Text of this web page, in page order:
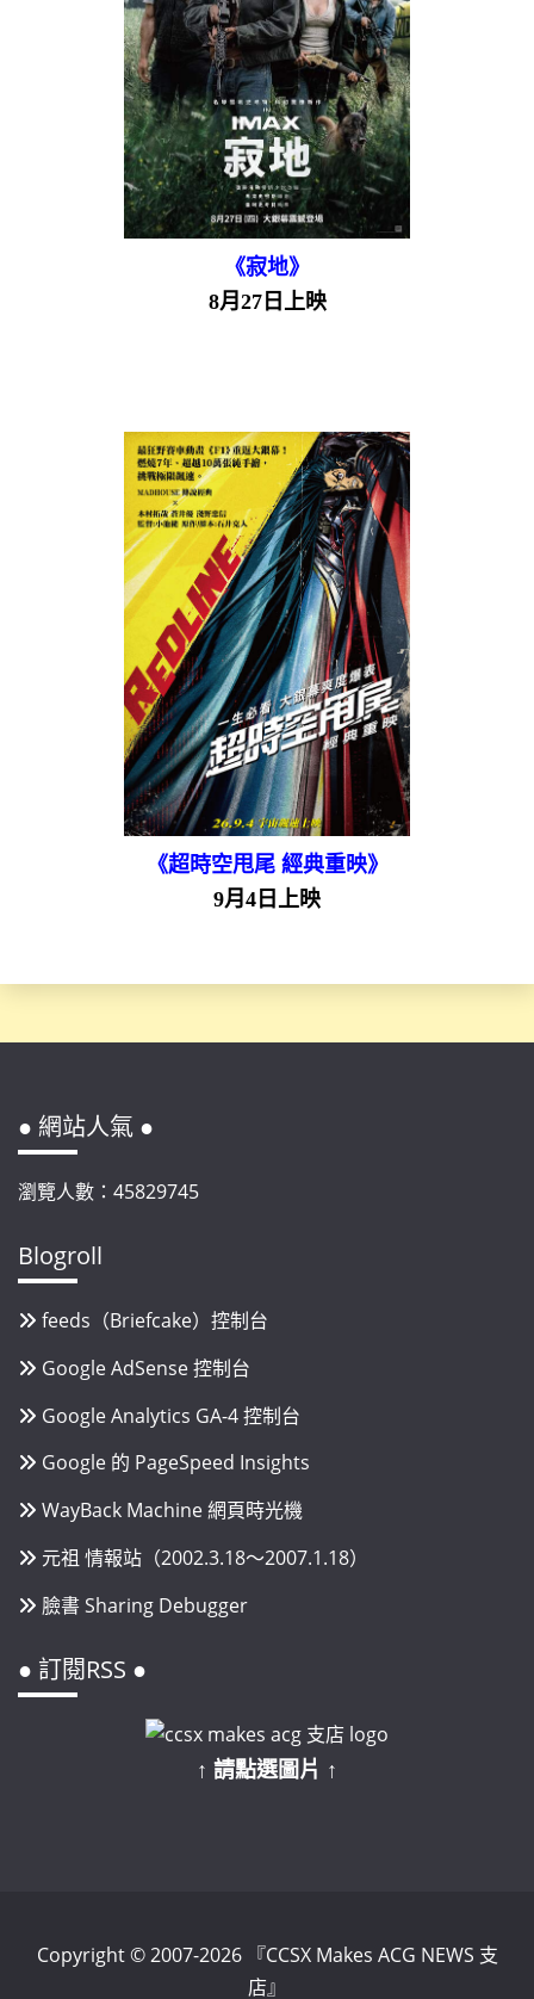
《寂地》
8月27日上映
《超時空甩尾 經典重映》
9月4日上映
● 網站人氣 ●
瀏覽人數：45829745
Blogroll
feeds（Briefcake）控制台
Google AdSense 控制台
Google Analytics GA-4 控制台
Google 的 PageSpeed Insights
WayBack Machine 網頁時光機
元祖 情報站（2002.3.18～2007.1.18）
臉書 Sharing Debugger
● 訂閱RSS ●
↑ 請點選圖片 ↑
Copyright © 2007-2026 『CCSX Makes ACG NEWS 支
店』